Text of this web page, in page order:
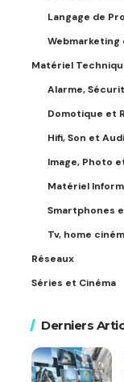
Langage de
Webmarketing
Matériel
Alarme,
Domotique et
Hifi, Son et
Image, Photo
Matériel
Smartphones
Tv, home
Réseaux
Séries et Cinéma
Derniers